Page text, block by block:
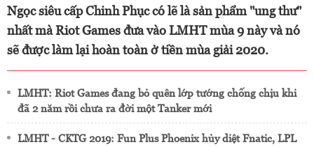
Ngọc siêu cấp Chinh Phục có lẽ là sản phẩm "ung thư"
nhất mà Riot Games đưa vào LMHT mùa 9 này và nó
sẽ được làm lại hoàn toàn ở tiền mùa giải 2020.
LMHT: Riot Games đang bỏ quên lớp tướng chống chịu khi
đã 2 năm rồi chưa ra đời một Tanker mới
LMHT - CKTG 2019: Fun Plus Phoenix hủy diệt Fnatic, LPL